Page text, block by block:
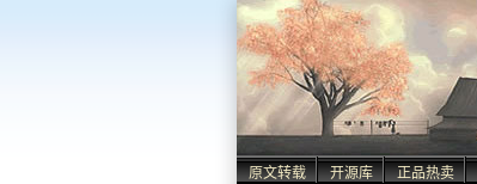
原文转载 开源库 正品热卖